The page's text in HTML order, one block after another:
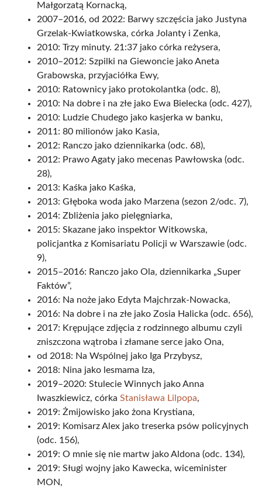
Małgorzatą Kornacką,
2007–2016, od 2022: Barwy szczęścia jako Justyna
Grzelak-Kwiatkowska, córka Jolanty i Zenka,
2010: Trzy minuty. 21:37 jako córka reżysera,
2010–2012: Szpilki na Giewoncie jako Aneta
Grabowska, przyjaciółka Ewy,
2010: Ratownicy jako protokolantka (odc. 8),
2010: Na dobre i na złe jako Ewa Bielecka (odc. 427),
2010: Ludzie Chudego jako kasjerka w banku,
2011: 80 milionów jako Kasia,
2012: Ranczo jako dziennikarka (odc. 68),
2012: Prawo Agaty jako mecenas Pawłowska (odc.
28),
2013: Kaśka jako Kaśka,
2013: Głęboka woda jako Marzena (sezon 2/odc. 7),
2014: Zbliżenia jako pielęgniarka,
2015: Skazane jako inspektor Witkowska,
policjantka z Komisariatu Policji w Warszawie (odc.
9),
2015–2016: Ranczo jako Ola, dziennikarka „Super
Faktów”,
2016: Na noże jako Edyta Majchrzak-Nowacka,
2016: Na dobre i na złe jako Zosia Halicka (odc. 656),
2017: Krępujące zdjęcia z rodzinnego albumu czyli
zniszczona wątroba i złamane serce jako Ona,
od 2018: Na Wspólnej jako Iga Przybysz,
2018: Nina jako lesmama Iza,
2019–2020: Stulecie Winnych jako Anna
Iwaszkiewicz, córka Stanisława Lilpopa,
2019: Żmijowisko jako żona Krystiana,
2019: Komisarz Alex jako treserka psów policyjnych
(odc. 156),
2019: O mnie się nie martw jako Aldona (odc. 134),
2019: Sługi wojny jako Kawecka, wiceminister
MON,